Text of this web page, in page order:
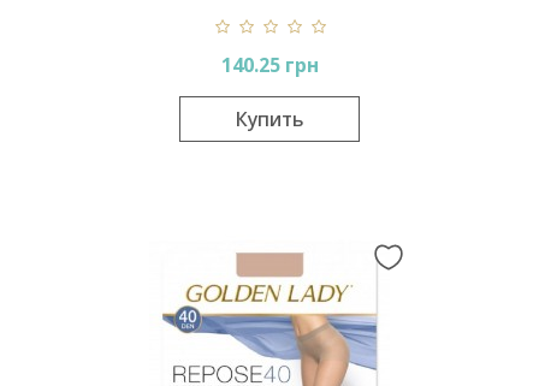
140.25 грн
Купить